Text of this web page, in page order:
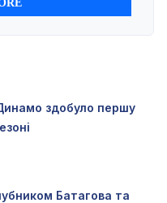
здобуло першу
Батагова та